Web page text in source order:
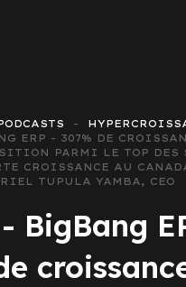
ERP - 307% DE
PARMI LE TOP DES
CROISSANCE AU
TUPULA YAMBA, CEO
BigBang